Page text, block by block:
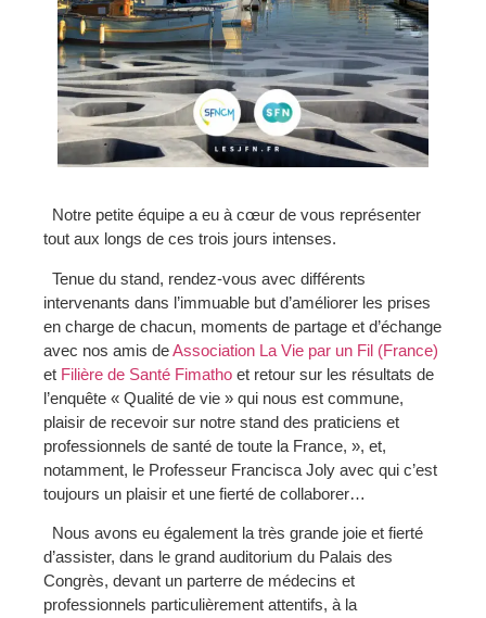
Notre petite équipe a eu à cœur de vous représenter
tout aux longs de ces trois jours intenses.
Tenue du stand, rendez-vous avec différents
intervenants dans l’immuable but d’améliorer les prises
en charge de chacun, moments de partage et d’échange
avec nos amis deAssociation La Vie par un Fil (France)
et Filière de Santé Fimatho et retour sur les résultats de
l’enquête « Qualité de vie » qui nous est commune,
plaisir de recevoir sur notre stand des praticiens et
professionnels de santé de toute la France, », et,
notamment, le Professeur Francisca Joly avec qui c’est
toujours un plaisir et une fierté de collaborer…
Nous avons eu également la très grande joie et fierté
d’assister, dans le grand auditorium du Palais des
Congrès, devant un parterre de médecins et
professionnels particulièrement attentifs, à la